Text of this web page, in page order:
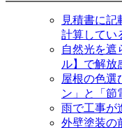
見積書に記
計算してい
自然光を遮
ル】で解放
屋根の色選
ン」と「節
雨で工事が
外壁塗装の